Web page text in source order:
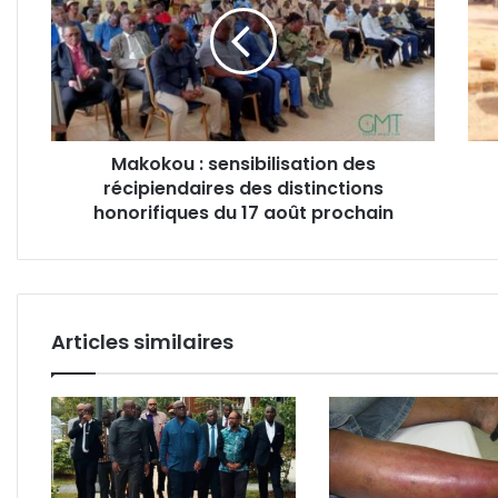
des
récipiendaires
des
distinctions
honorifiques
du
prochain
Makokou : sensibilisation des
récipiendaires des distinctions
honorifiques du 17 août prochain
de
Articles similaires